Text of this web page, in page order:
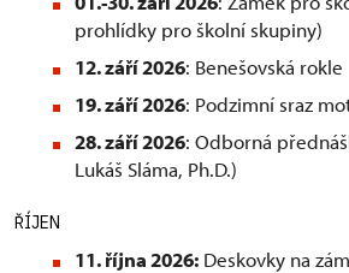
prohlídky pro školní skupiny)
12. září 2026: Benešovská rokle
19. září 2026: Podzimní sraz
28. září 2026: Odborná
Lukáš Sláma, Ph.D.)
ŘÍJEN
11. října 2026: Deskovky na